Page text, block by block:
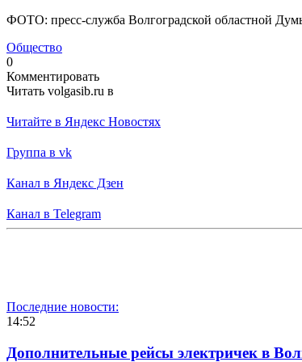
ФОТО: пресс-служба Волгоградской областной
Общество
0
Комментировать
Читать volgasib.ru в
Читайте в Яндекс Новостях
Группа в vk
Канал в Яндекс Дзен
Канал в Telegram
Последние новости:
14:52
Дополнительные рейсы электричек в